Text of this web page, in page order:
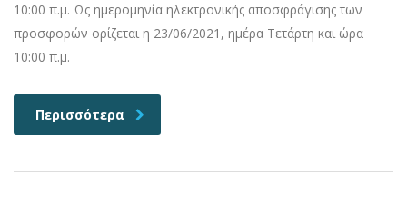
10:00 π.μ. Ως ημερομηνία ηλεκτρονικής αποσφράγισης των
προσφορών ορίζεται η 23/06/2021, ημέρα Τετάρτη και ώρα
10:00 π.μ.
Περισσότερα